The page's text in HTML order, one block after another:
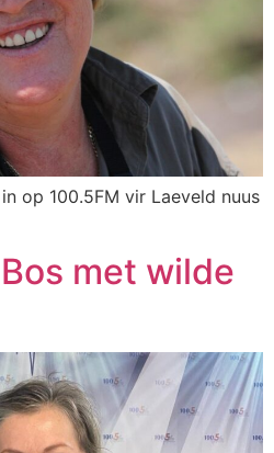
op 100.5FM vir Laeveld nuus
met wilde